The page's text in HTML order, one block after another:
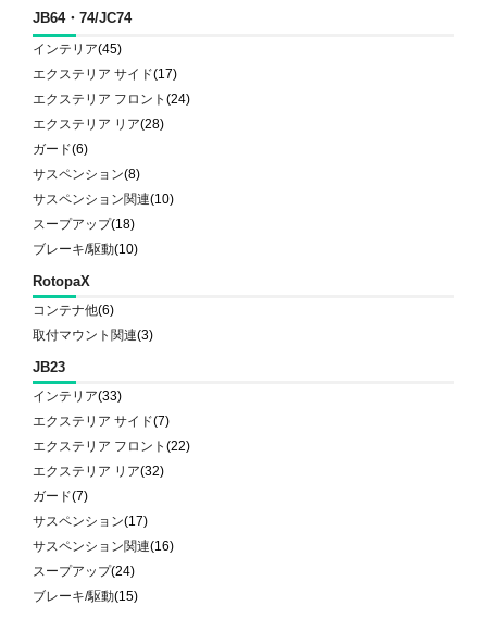
JB64・74/JC74
インテリア(45)
エクステリア サイド(17)
エクステリア フロント(24)
エクステリア リア(28)
ガード(6)
サスペンション(8)
サスペンション関連(10)
スープアップ(18)
ブレーキ/駆動(10)
RotopaX
コンテナ他(6)
取付マウント関連(3)
JB23
インテリア(33)
エクステリア サイド(7)
エクステリア フロント(22)
エクステリア リア(32)
ガード(7)
サスペンション(17)
サスペンション関連(16)
スープアップ(24)
ブレーキ/駆動(15)